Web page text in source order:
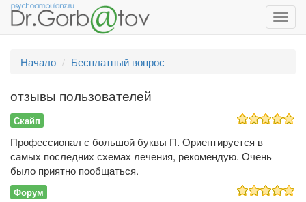
Начало
Бесплатный вопрос
отзывы пользователей
Скайп
Профессионал с большой буквы П. Ориентируется в
самых последних схемах лечения, рекомендую. Очень
было приятно пообщаться.
Форум